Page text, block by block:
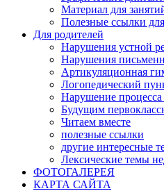
Материал для
Полезные ссылки
Для родителей
Нарушения устной
Нарушения
Артикуляционная
Логопедический
Нарушение процесса
Будущим
Читаем вместе
полезные ссылки
другие интересные
Лексические темы
ФОТОГАЛЕРЕЯ
КАРТА САЙТА